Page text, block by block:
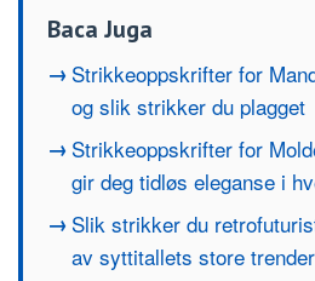
Baca Juga
Strikkeoppskrifter for
og slik strikker du plagget
Strikkeoppskrifter for
gir deg tidløs eleganse i
Slik strikker du
av syttitallets store trender